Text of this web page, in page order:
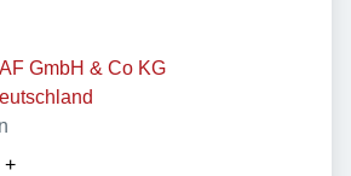
GmbH & Co KG
+